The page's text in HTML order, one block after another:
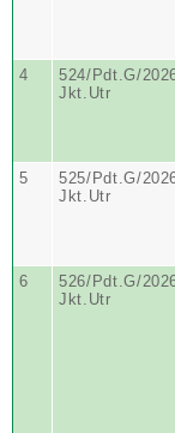
4
524/Pdt.G/
Jkt.Utr
5
525/Pdt.G/
Jkt.Utr
6
526/Pdt.G/
Jkt.Utr